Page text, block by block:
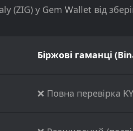
(ZIG) у Gem Wallet від
Біржові гаманці
❌ Повна перевірка